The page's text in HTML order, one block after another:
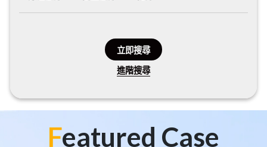
立即搜尋
進階搜尋
Featured Case